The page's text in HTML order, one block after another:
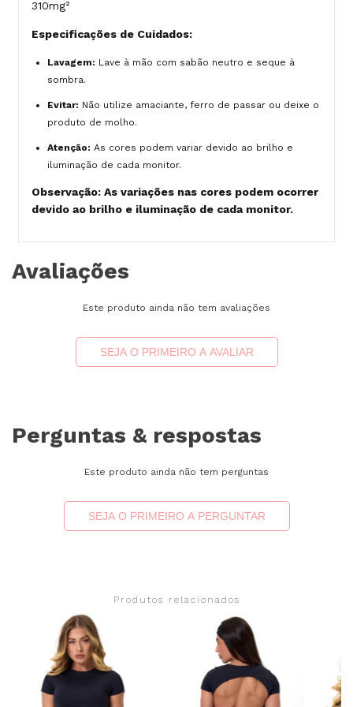
310mg²
Especificações de Cuidados:
Lavagem: Lave à mão com sabão neutro e seque à
sombra.
Evitar: Não utilize amaciante, ferro de passar ou deixe o
produto de molho.
Atenção: As cores podem variar devido ao brilho e
iluminação de cada monitor.
Observação: As variações nas cores podem ocorrer
devido ao brilho e iluminação de cada monitor.
Avaliações
Este produto ainda não tem avaliações
SEJA O PRIMEIRO A AVALIAR
Perguntas & respostas
Este produto ainda não tem perguntas
SEJA O PRIMEIRO A PERGUNTAR
Produtos relacionados